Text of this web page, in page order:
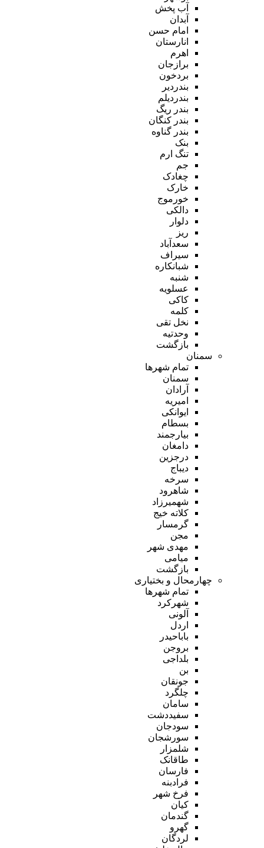
آب پخش
آبدان
امام حسن
انارستان
اهرم
برازجان
بردخون
بندردیر
بندردیلم
بندر ریگ
بندر کنگان
بندر گناوه
بنک
تنگ ارم
جم
چغادک
خارک
خورموج
دالکی
دلوار
ریز
سعدآباد
سیراف
شبانکاره
شنبه
عسلویه
کاکی
کلمه
نخل تقی
وحدتیه
بازگشت
سمنان
تمام شهر‌ها
سمنان
آرادان
امیریه
ایوانکی
بسطام
بیارجمند
دامغان
درجزین
دیباج
سرخه
شاهرود
شهمیرزاد
کلاته خیج
گرمسار
مجن
مهدی شهر
میامی
بازگشت
چهارمحال و بختیاری
تمام شهر‌ها
شهرکرد
آلونی
اردل
باباحیدر
بروجن
بلداجی
بن
جونقان
چلگرد
سامان
سفیددشت
سودجان
سورشجان
شلمزار
طاقانک
فارسان
فرادبنه
فرخ شهر
کیان
گندمان
گهرو
لردگان